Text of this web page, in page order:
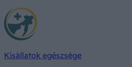
Kisállatok egészsége